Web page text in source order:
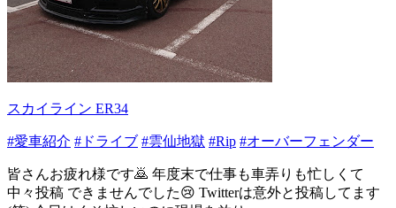
スカイライン ER34
#愛車紹介 #ドライブ #雲仙地獄 #Rip #オーバーフェンダー
皆さんお疲れ様です🙇 年度末で仕事も車弄りも忙しくて
中々投稿 できませんでした😢 Twitterは意外と投稿してます